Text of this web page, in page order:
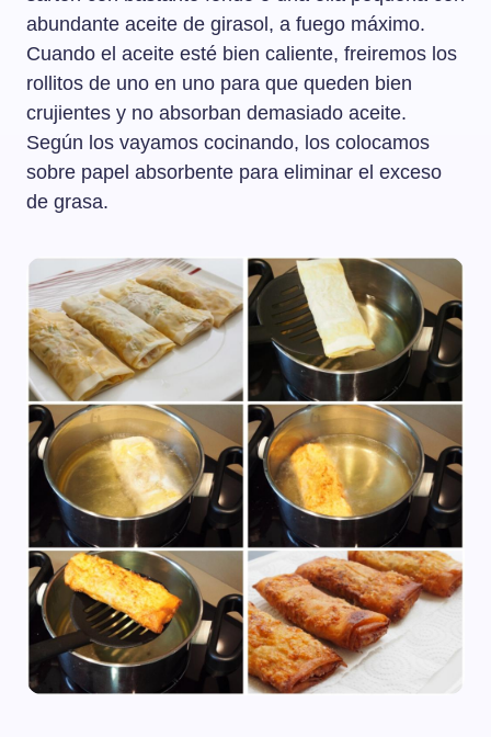
abundante aceite de girasol, a fuego máximo.
Cuando el aceite esté bien caliente, freiremos los
rollitos de uno en uno para que queden bien
crujientes y no absorban demasiado aceite.
Según los vayamos cocinando, los colocamos
sobre papel absorbente para eliminar el exceso
de grasa.